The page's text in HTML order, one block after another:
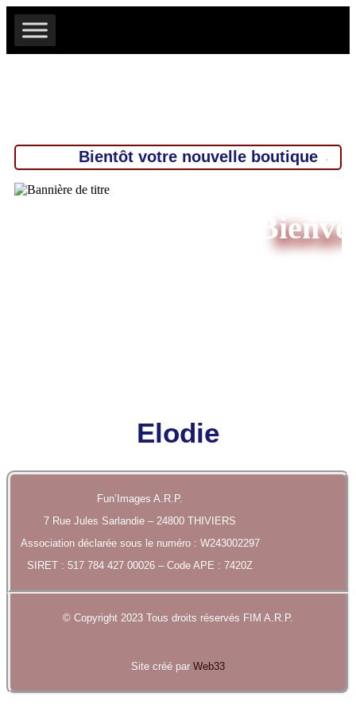
Bientôt votre nouvelle boutique
Elodie
Fun’Images A.R.P.
7 Rue Jules Sarlandie – 24800 THIVIERS
Association déclarée sous le numéro : W243002297
SIRET : 517 784 427 00026 – Code APE : 7420Z
© Copyright 2023 Tous droits réservés FIM A.R.P.
Site créé par Web33